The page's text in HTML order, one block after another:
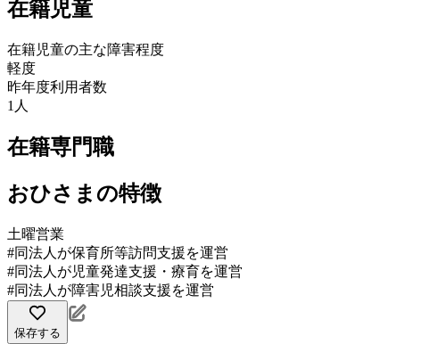
在籍児童
在籍児童の主な障害程度
軽度
昨年度利用者数
1人
在籍専門職
おひさまの特徴
土曜営業
#同法人が保育所等訪問支援を運営
#同法人が児童発達支援・療育を運営
#同法人が障害児相談支援を運営
保存する